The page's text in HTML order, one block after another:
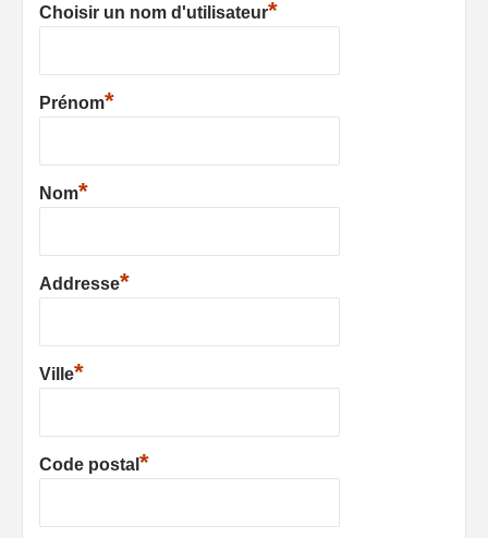
Choisir un nom d'utilisateur*
Prénom*
Nom*
Addresse*
Ville*
Code postal *